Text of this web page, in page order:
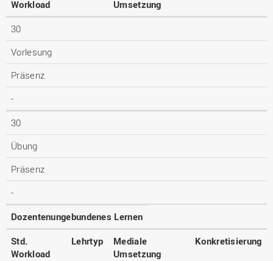
Workload
Umsetzung
30
Vorlesung
Präsenz
-
30
Übung
Präsenz
-
Dozentenungebundenes Lernen
Std.
Workload
Lehrtyp
Mediale
Umsetzung
Konkretisierung